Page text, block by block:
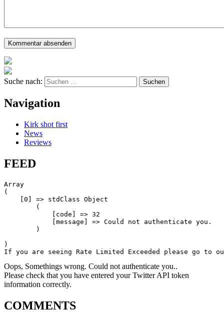
Suche nach:
Navigation
Kirk shot first
News
Reviews
FEED
Array
(
    [0] => stdClass Object
        (
            [code] => 32
            [message] => Could not authenticate you.
        )
)
If you are seeing Rate Limited Exceeded please go to
Oops, Somethings wrong. Could not authenticate you..
Please check that you have entered your Twitter API token
information correctly.
COMMENTS